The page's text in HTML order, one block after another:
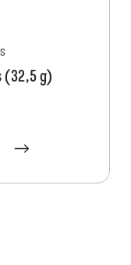
(32,5 g)